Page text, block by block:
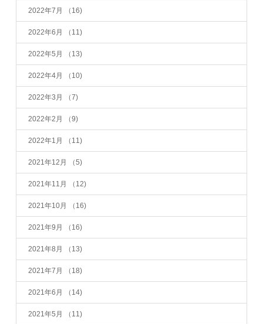
2022年7月 （16)
2022年6月 （11)
2022年5月 （13)
2022年4月 （10)
2022年3月 （7)
2022年2月 （9)
2022年1月 （11)
2021年12月 （5)
2021年11月 （12)
2021年10月 （16)
2021年9月 （16)
2021年8月 （13)
2021年7月 （18)
2021年6月 （14)
2021年5月 （11)